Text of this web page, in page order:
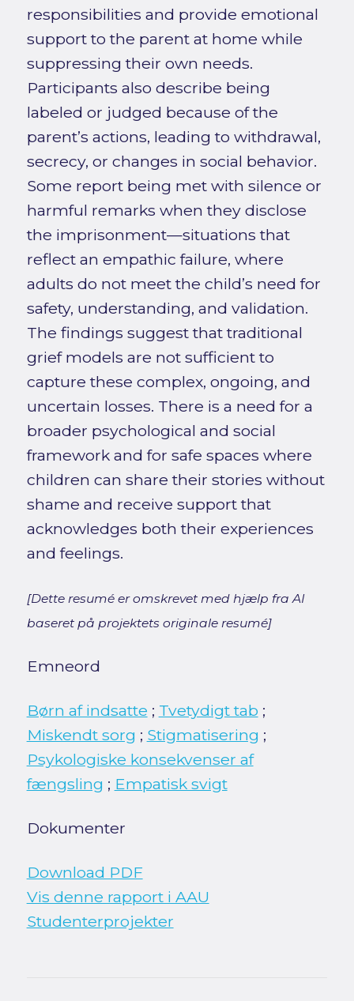
responsibilities and provide emotional
support to the parent at home while
suppressing their own needs.
Participants also describe being
labeled or judged because of the
parent’s actions, leading to withdrawal,
secrecy, or changes in social behavior.
Some report being met with silence or
harmful remarks when they disclose
the imprisonment—situations that
reflect an empathic failure, where
adults do not meet the child’s need for
safety, understanding, and validation.
The findings suggest that traditional
grief models are not sufficient to
capture these complex, ongoing, and
uncertain losses. There is a need for a
broader psychological and social
framework and for safe spaces where
children can share their stories without
shame and receive support that
acknowledges both their experiences
and feelings.
[Dette resumé er omskrevet med hjælp fra AI
baseret på projektets originale resumé]
Emneord
Børn af indsatte ; Tvetydigt tab ;
Miskendt sorg ; Stigmatisering ;
Psykologiske konsekvenser af
fængsling ; Empatisk svigt
Dokumenter
Download PDF
Vis denne rapport i AAU
Studenterprojekter